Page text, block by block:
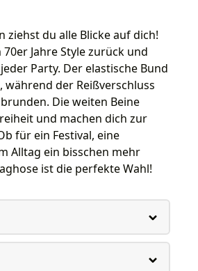
ziehst du alle Blicke auf dich!
Jahre Style zurück und
Party. Der elastische Bund
der Reißverschluss
Die weiten Beine
und machen dich zur
für ein Festival, eine
Alltag ein bisschen mehr
ist die perfekte Wahl!